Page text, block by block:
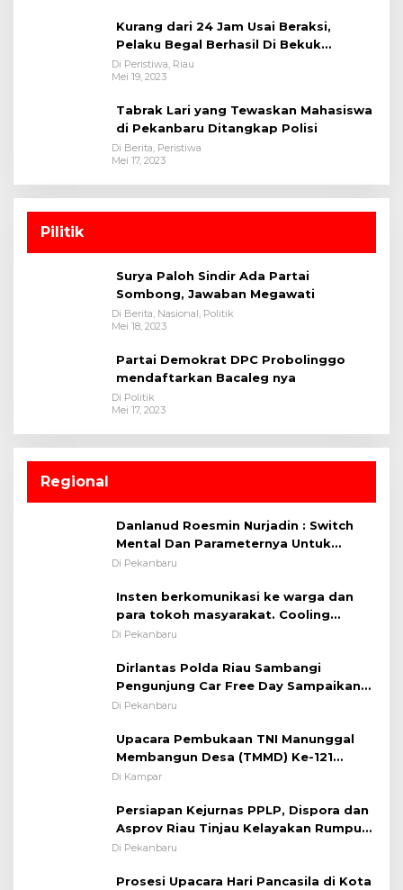
Kurang dari 24 Jam Usai Beraksi,
Pelaku Begal Berhasil Di Bekuk
Satreskrim Polres Kuansing
Di Peristiwa, Riau
Mei 19, 2023
Tabrak Lari yang Tewaskan Mahasiswa
di Pekanbaru Ditangkap Polisi
Di Berita, Peristiwa
Mei 17, 2023
Pilitik
Surya Paloh Sindir Ada Partai
Sombong, Jawaban Megawati
Di Berita, Nasional, Politik
Mei 18, 2023
Partai Demokrat DPC Probolinggo
mendaftarkan Bacaleg nya
Di Politik
Mei 17, 2023
Regional
Danlanud Roesmin Nurjadin : Switch
Mental Dan Parameternya Untuk
Melaksanakan ✈
Di Pekanbaru
Insten berkomunikasi ke warga dan
para tokoh masyarakat. Cooling
System OMP LK ²024 Polsek Rumbai,
Pentingnya Memelihara dan Menjaga
Situasi Kondusif
Di Pekanbaru
Dirlantas Polda Riau Sambangi
Pengunjung Car Free Day Sampaikan
Pesan Edukasi Kamtibmas &
Di Pekanbaru
Upacara Pembukaan TNI Manunggal
Membangun Desa (TMMD) Ke-121
Kodim 0313/KPR Tahun 2024) ?
Di Kampar
Persiapan Kejurnas PPLP, Dispora dan
Asprov Riau Tinjau Kelayakan Rumput
Lapangan Sepakbola
Di Pekanbaru
Prosesi Upacara Hari Pancasila di Kota